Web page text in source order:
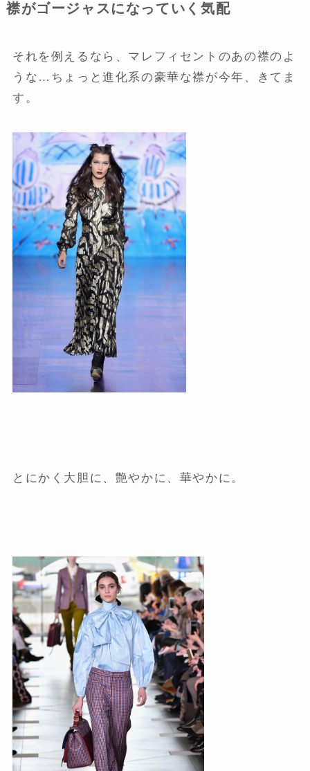
襟がゴージャスになっていく気配
それを例えるなら、マレフィセントのあの襟のよ
うな…ちょっと進化系の豪華な襟が今年、きてま
す。
とにかく大胆に、艶やかに、華やかに。